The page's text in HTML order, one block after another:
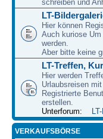
schreiben und
LT-
Hier können
Auch kuriose
werden.
Aber bitte keine
LT-Treffen,
Hier werden
Urlaubsreisen
Registrierte
erstellen.
Unterforum:
VERKAUFSBÖRSE